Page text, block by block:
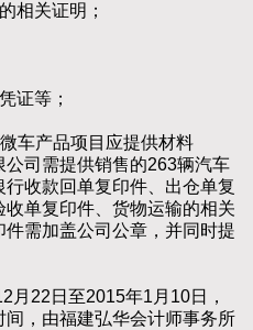
关证明；
证等；
产品项目应提供材料
司需提供销售的263辆汽车
收款回单复印件、出仓单复
单复印件、货物运输的相关
需加盖公司公章，并同时提
22日至2015年1月10日，
，由福建弘华会计师事务所